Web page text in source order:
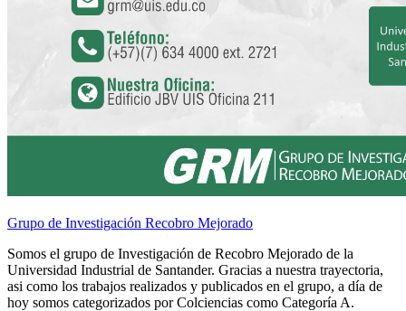
Grupo de Investigación Recobro Mejorado
Somos el grupo de Investigación de Recobro Mejorado de la
Universidad Industrial de Santander. Gracias a nuestra trayectoria,
asi como los trabajos realizados y publicados en el grupo, a día de
hoy somos categorizados por Colciencias como Categoría A.